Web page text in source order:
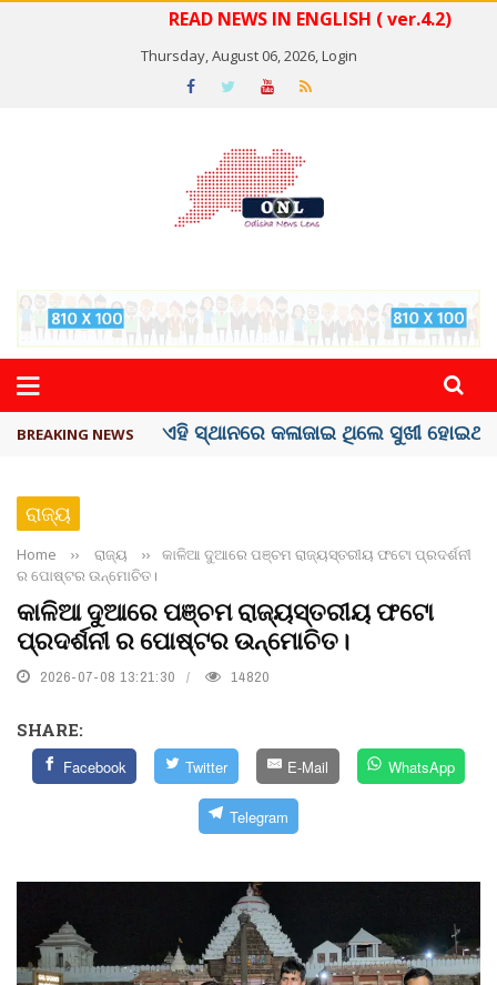
READ NEWS IN ENGLISH ( ver.4.2)
Thursday, August 06, 2026,Login
BREAKING NEWS ଦେଶରେ ପ୍ଲାଷ୍ଟିକ୍ ନୋଟ୍‌ ପ୍ରଚଳନ ...
ରାଜ୍ୟ
Home ›› ରାଜ୍ୟ ››
କାଳିଆ ଦୁଆରେ ପଞ୍ଚମ ରାଜ୍ୟସ୍ତରୀୟ ଫଟୋ ପ୍ରଦର୍ଶନୀ
ର ପୋଷ୍ଟର ଉନ୍ମୋଚିତ।
କାଳିଆ ଦୁଆରେ ପଞ୍ଚମ ରାଜ୍ୟସ୍ତରୀୟ ଫଟୋ
ପ୍ରଦର୍ଶନୀ ର ପୋଷ୍ଟର ଉନ୍ମୋଚିତ।
2026-07-08 13:21:30 14820
SHARE:
Facebook Twitter E-Mail WhatsApp
Telegram